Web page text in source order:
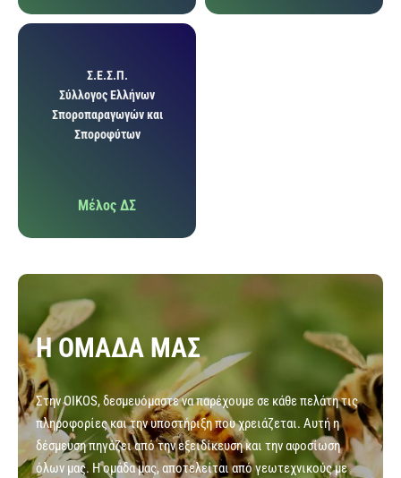
Σ.Ε.Σ.Π.
Σύλλογος Ελλήνων
Σποροπαραγωγών και
Σποροφύτων
Mέλος ΔΣ
Η ΟΜΑΔΑ ΜΑΣ
Στην OIKOS, δεσμευόμαστε να παρέχουμε σε κάθε πελάτη τις
πληροφορίες και την υποστήριξη που χρειάζεται. Αυτή η
δέσμευση πηγάζει από την εξειδίκευση και την αφοσίωση
όλων μας. Η ομάδα μας, αποτελείται από γεωτεχνικούς με